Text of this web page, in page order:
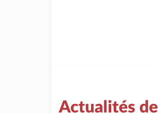
Actualités de